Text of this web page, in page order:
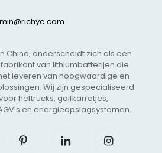
China, onderscheidt zich als een
van lithiumbatterijen die
leveren van hoogwaardige en
Wij zijn gespecialiseerd
heftrucks, golfkarretjes,
en energieopslagsystemen.